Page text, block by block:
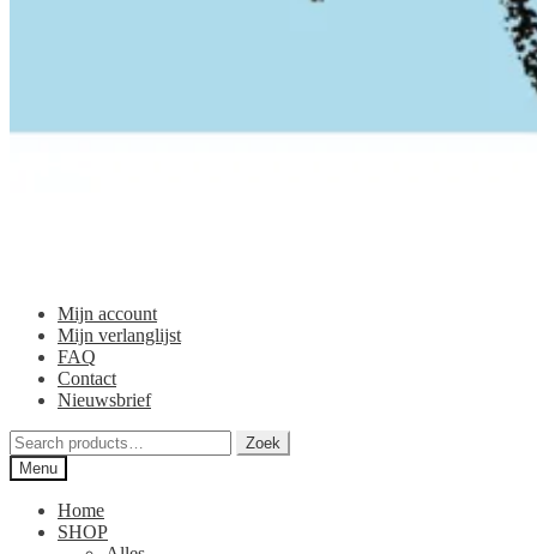
Mijn account
Mijn verlanglijst
FAQ
Contact
Nieuwsbrief
Zoeken
voor:
Zoek
Menu
Home
SHOP